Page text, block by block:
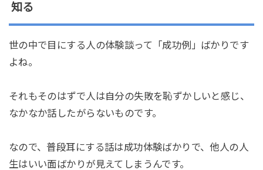
知る
世の中で目にする人の体験談って「成功例」ばかりです
よね。
それもそのはずで人は自分の失敗を恥ずかしいと感じ、
なかなか話したがらないものです。
なので、普段耳にする話は成功体験ばかりで、他人の人
生はいい面ばかりが見えてしまうんです。